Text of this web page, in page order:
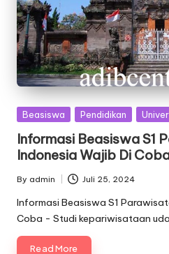
Posted
Beasiswa Pendidikan
Informasi Beasiswa S1
Indonesia Wajib Di
Posted
by
By admin Juli 25, 2024
Informasi Beasiswa S1
Coba - Studi kepariwisataan
Read More